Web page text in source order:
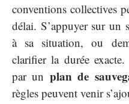
conventions collectives
délai. S’appuyer sur un
à sa situation, ou
clarifier la durée
par un plan de
règles peuvent venir